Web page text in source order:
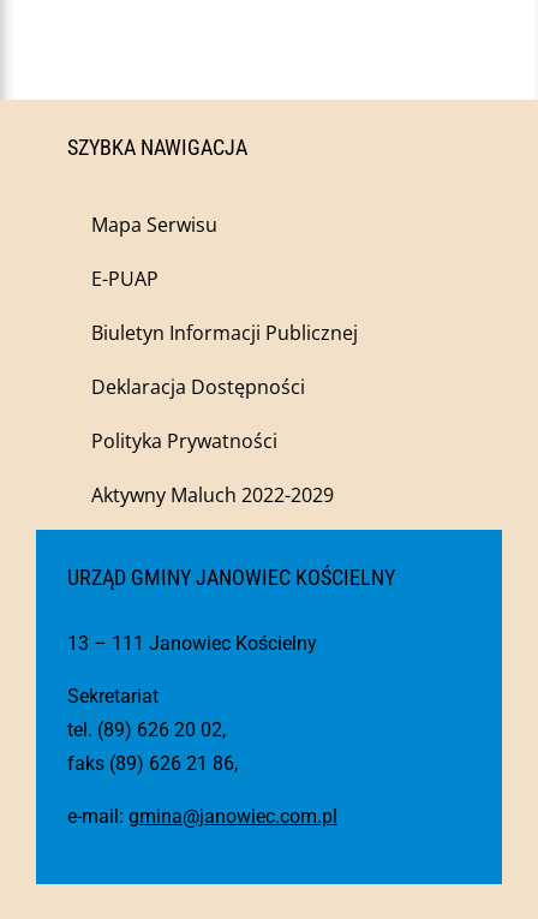
SZYBKA NAWIGACJA
Mapa Serwisu
E-PUAP
Biuletyn Informacji Publicznej
Deklaracja Dostępności
Polityka Prywatności
Aktywny Maluch 2022-2029
URZĄD GMINY JANOWIEC KOŚCIELNY
13 – 111 Janowiec Kościelny
Sekretariat
tel. (89) 626 20 02,
faks (89) 626 21 86,
e-mail: gmina@janowiec.com.pl